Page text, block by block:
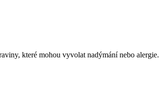
které mohou vyvolat nadýmání nebo alergie.